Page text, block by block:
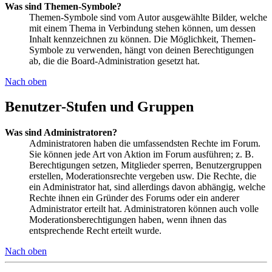
Was sind Themen-Symbole?
Themen-Symbole sind vom Autor ausgewählte Bilder, welche
mit einem Thema in Verbindung stehen können, um dessen
Inhalt kennzeichnen zu können. Die Möglichkeit, Themen-
Symbole zu verwenden, hängt von deinen Berechtigungen
ab, die die Board-Administration gesetzt hat.
Nach oben
Benutzer-Stufen und Gruppen
Was sind Administratoren?
Administratoren haben die umfassendsten Rechte im Forum.
Sie können jede Art von Aktion im Forum ausführen; z. B.
Berechtigungen setzen, Mitglieder sperren, Benutzergruppen
erstellen, Moderationsrechte vergeben usw. Die Rechte, die
ein Administrator hat, sind allerdings davon abhängig, welche
Rechte ihnen ein Gründer des Forums oder ein anderer
Administrator erteilt hat. Administratoren können auch volle
Moderationsberechtigungen haben, wenn ihnen das
entsprechende Recht erteilt wurde.
Nach oben